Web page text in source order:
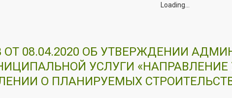
Loading...
08.04.2020 ОБ УТВЕРЖДЕНИИ
УСЛУГИ «НАПРАВЛЕНИЕ
О ПЛАНИРУЕМЫХ